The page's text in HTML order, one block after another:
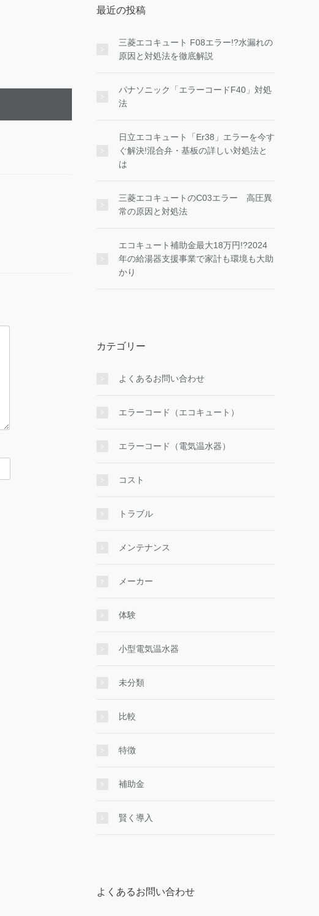
最近の投稿
三菱エコキュート F08エラー!?水漏れの
原因と対処法を徹底解説
パナソニック「エラーコードF40」対処
法
日立エコキュート「Er38」エラーを今す
ぐ解決!混合弁・基板の詳しい対処法と
は
三菱エコキュートのC03エラー 高圧異
常の原因と対処法
エコキュート補助金最大18万円!?2024
年の給湯器支援事業で家計も環境も大助
かり
カテゴリー
よくあるお問い合わせ
エラーコード（エコキュート）
エラーコード（電気温水器）
コスト
トラブル
メンテナンス
メーカー
体験
小型電気温水器
未分類
比較
特徴
補助金
賢く導入
よくあるお問い合わせ